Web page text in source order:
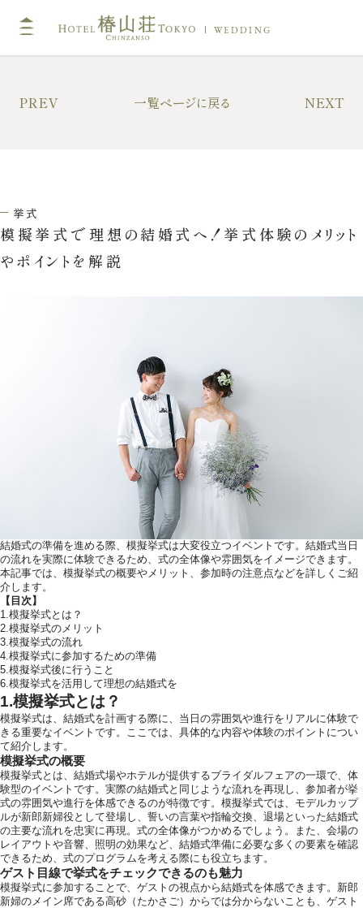
WEDDING
ウエディングレポート
ご列席の皆様へ
資料請求
ご不明な点やご相
お問合せ ・ 資
ブライダルフ
挙式
模擬挙式で理想の結婚式へ！挙式体験のメリット
やポイントを解説
結婚式の準備を進める際、模擬挙式は大変役立つイベントです。結婚式当日
の流れを実際に体験できるため、式の全体像や雰囲気をイメージできます。
本記事では、模擬挙式の概要やメリット、参加時の注意点などを詳しくご紹
介します。
【目次】
1.模擬挙式とは？
2.模擬挙式のメリット
3.模擬挙式の流れ
4.模擬挙式に参加するための準備
5.模擬挙式後に行うこと
6.模擬挙式を活用して理想の結婚式を
1.模擬挙式とは？
模擬挙式は、結婚式を計画する際に、当日の雰囲気や進行をリアルに体験で
きる重要なイベントです。ここでは、具体的な内容や体験のポイントについ
て紹介します。
模擬挙式の概要
模擬挙式とは、結婚式場やホテルが提供するブライダルフェアの一環で、体
験型のイベントです。実際の結婚式と同じような流れを再現し、参加者が挙
式の雰囲気や進行を体感できるのが特徴です。模擬挙式では、モデルカップ
ルが新郎新婦役として登場し、誓いの言葉や指輪交換、退場といった結婚式
の主要な流れを忠実に再現。式の全体像がつかめるでしょう。また、会場の
レイアウトや音響、照明の効果など、結婚式準備に必要な多くの要素を確認
できるため、式のプログラムを考える際にも役立ちます。
ゲスト目線で挙式をチェックできるのも魅力
模擬挙式に参加することで、ゲストの視点から結婚式を体感できます。新郎
新婦のメイン席である高砂（たかさご）からでは分からないことも、ゲスト
PREV 一覧ページに戻る NEXT